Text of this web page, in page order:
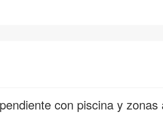
con piscina y zonas